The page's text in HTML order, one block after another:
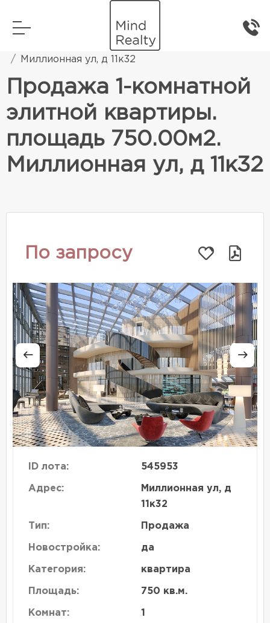
Элитная жилая недвижимость
Миллионная ул, д 11к32
Продажа 1-комнатной
элитной квартиры.
площадь 750.00м2.
Миллионная ул, д 11к32
По запросу
ID лота: 545953
Адрес:
Миллионная ул, д
11к32
Тип: Продажа
Новостройка: да
Категория: квартира
Площадь: 750 кв.м.
Комнат: 1